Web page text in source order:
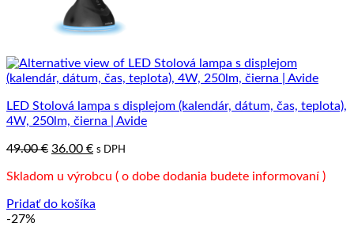
LED Stolová lampa s displejom (kalendár, dátum, čas, teplota),
4W, 250lm, čierna | Avide
49.00€ Pôvodná
bola:
36.00 €Aktuálna
je:
s DPH
Skladom u výrobcu ( o dobe dodania budete informovaní )
Pridať do košíka
-27%